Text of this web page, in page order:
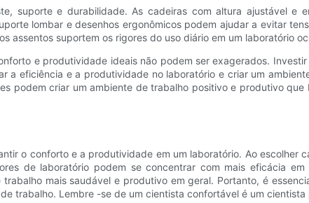
suporte e durabilidade. As cadeiras com altura ajustável e
lombar e desenhos ergonômicos podem ajudar a evitar
assentos suportem os rigores do uso diário em um laboratório
e produtividade ideais não podem ser exagerados.
eficiência e a produtividade no laboratório e criar um
podem criar um ambiente de trabalho positivo e produtivo
o conforto e a produtividade em um laboratório. Ao escolher
de laboratório podem se concentrar com mais eficácia
mais saudável e produtivo em geral. Portanto, é
trabalho. Lembre -se de um cientista confortável é um cientista